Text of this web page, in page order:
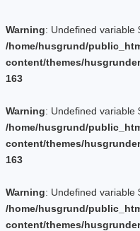
Warning: Undefined variable
/home/husgrund/
content/themes/
163
Warning: Undefined variable
/home/husgrund/
content/themes/
163
Warning: Undefined variable
/home/husgrund/
content/themes/